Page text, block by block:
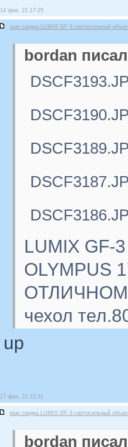
14 фев, 21 17:25
еще скидка LUMIX GF-3 светосильный
bordan
LUMIX GF-
OLYMPUS
ОТЛИЧНОМ
чехол
up
17 фев, 21 12:21
еще скидка LUMIX GF-3 светосильный
bordan